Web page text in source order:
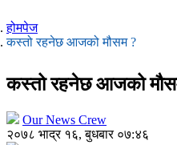
होमपेज
कस्तो रहनेछ आजको मौसम ?
कस्तो रहनेछ आजको
Our News Crew
२०७८ भाद्र १६, बुधबार ०७:४६